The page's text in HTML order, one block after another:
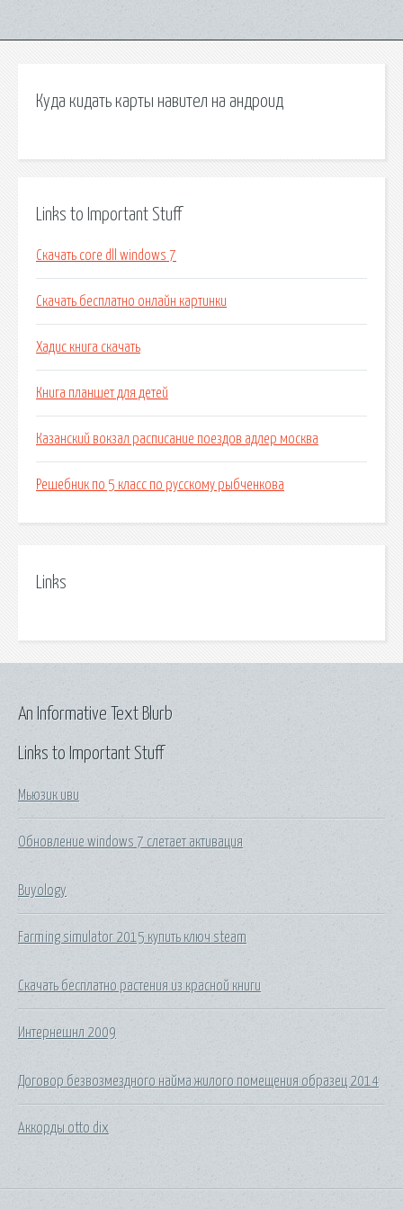
Куда кидать карты навител на андроид
Links to Important Stuff
Скачать core dll windows 7
Скачать бесплатно онлайн картинки
Хадис книга скачать
Книга планшет для детей
Казанский вокзал расписание поездов адлер москва
Решебник по 5 класс по русскому рыбченкова
Links
Links to Important Stuff
Мьюзик иви
Обновление windows 7 слетает активация
Buyology
Farming simulator 2015 купить ключ steam
Скачать бесплатно растения из красной книги
Интернешнл 2009
Договор безвозмездного найма жилого помещения образец 2014
Аккорды otto dix
An Informative Text Blurb